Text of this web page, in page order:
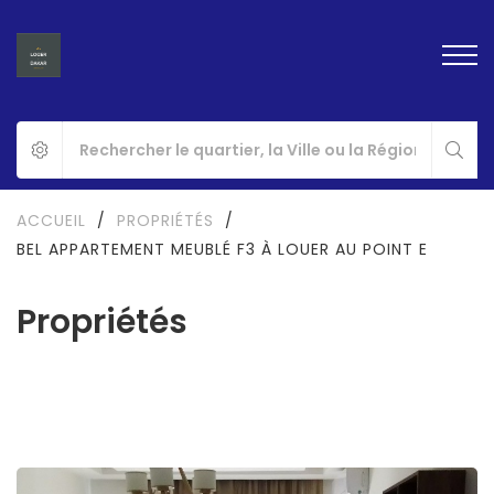
Propriétés
ACCUEIL / PROPRIÉTÉS
/
BEL APPARTEMENT MEUBLÉ F3 À LOUER AU POINT E